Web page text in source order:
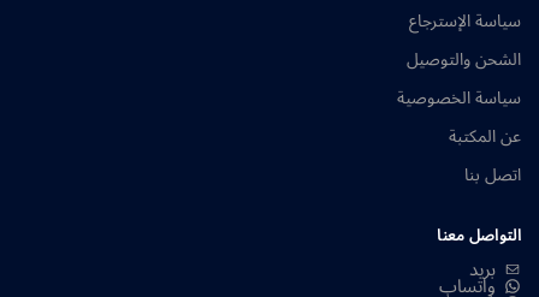
سياسة الإسترجاع
الشحن والتوصيل
سياسة الخصوصية
عن المكتبة
اتصل بنا
التواصل معنا
بريد
واتساب